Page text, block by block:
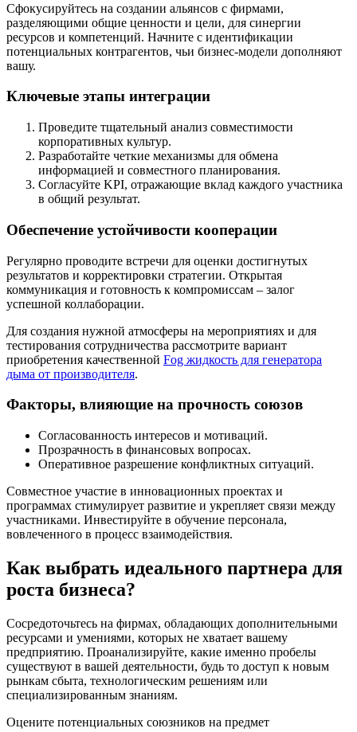
Сфокусируйтесь на создании альянсов с фирмами,
разделяющими общие ценности и цели, для синергии
ресурсов и компетенций. Начните с идентификации
потенциальных контрагентов, чьи бизнес-модели дополняют
вашу.
Ключевые этапы интеграции
Проведите тщательный анализ совместимости
корпоративных культур.
Разработайте четкие механизмы для обмена
информацией и совместного планирования.
Согласуйте KPI, отражающие вклад каждого участника
в общий результат.
Обеспечение устойчивости кооперации
Регулярно проводите встречи для оценки достигнутых
результатов и корректировки стратегии. Открытая
коммуникация и готовность к компромиссам – залог
успешной коллаборации.
Для создания нужной атмосферы на мероприятиях и для
тестирования сотрудничества рассмотрите вариант
приобретения качественной Fog жидкость для генератора
дыма от производителя.
Факторы, влияющие на прочность союзов
Согласованность интересов и мотиваций.
Прозрачность в финансовых вопросах.
Оперативное разрешение конфликтных ситуаций.
Совместное участие в инновационных проектах и
программах стимулирует развитие и укрепляет связи между
участниками. Инвестируйте в обучение персонала,
вовлеченного в процесс взаимодействия.
Как выбрать идеального партнера для
роста бизнеса?
Сосредоточьтесь на фирмах, обладающих дополнительными
ресурсами и умениями, которых не хватает вашему
предприятию. Проанализируйте, какие именно пробелы
существуют в вашей деятельности, будь то доступ к новым
рынкам сбыта, технологическим решениям или
специализированным знаниям.
Оцените потенциальных союзников на предмет